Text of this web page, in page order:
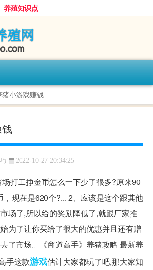
养殖知识点
猪小游戏赚钱
2022-10-27 20:34:25
打工挣金币怎么一下少了很多?原来90
，现在是620个?... 2、应该是这个跟其他
场了,所以给的奖励降低了,就跟厂家推
为了让你买给了很大的优惠并且还有赠
了市场。《商道高手》养猪攻略 最新养
手这款游戏估计大家都玩了吧,那大家知